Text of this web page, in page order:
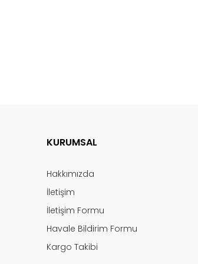
KURUMSAL
Hakkımızda
İletişim
İletişim Formu
Havale Bildirim Formu
Kargo Takibi